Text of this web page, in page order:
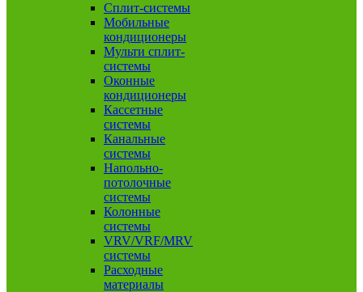
Сплит-системы
Мобильные
кондиционеры
Мульти сплит-
системы
Оконные
кондиционеры
Кассетные
системы
Канальные
системы
Напольно-
потолочные
системы
Колонные
системы
VRV/VRF/MRV
системы
Расходные
материалы